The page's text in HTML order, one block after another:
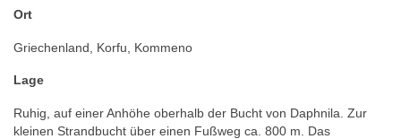
Ort
Griechenland, Korfu, Kommeno
Lage
Ruhig, auf einer Anhöhe oberhalb der Bucht von Daphnila. Zur
kleinen Strandbucht über einen Fußweg ca. 800 m. Das